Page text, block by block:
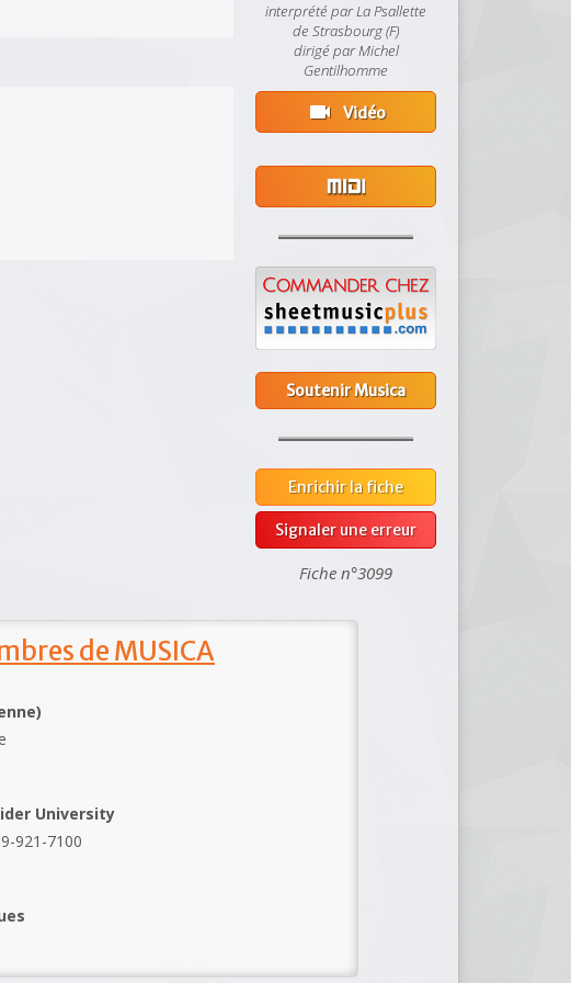
interprété par La Psallette
de Strasbourg (F)
dirigé par Michel
Gentilhomme
videocam Vidéo
Soutenir Musica
Enrichir la fiche
Signaler une erreur
Fiche n°3099
de MUSICA
University
921-7100